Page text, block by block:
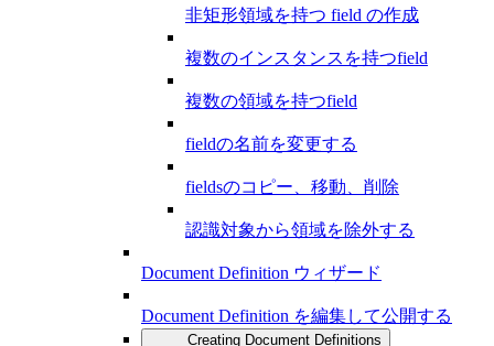
非矩形領域を持つ field の作成
複数のインスタンスを持つfield
複数の領域を持つfield
fieldの名前を変更する
fieldsのコピー、移動、削除
認識対象から領域を除外する
Document Definition ウィザード
Document Definition を編集して公開する
Creating Document Definitions